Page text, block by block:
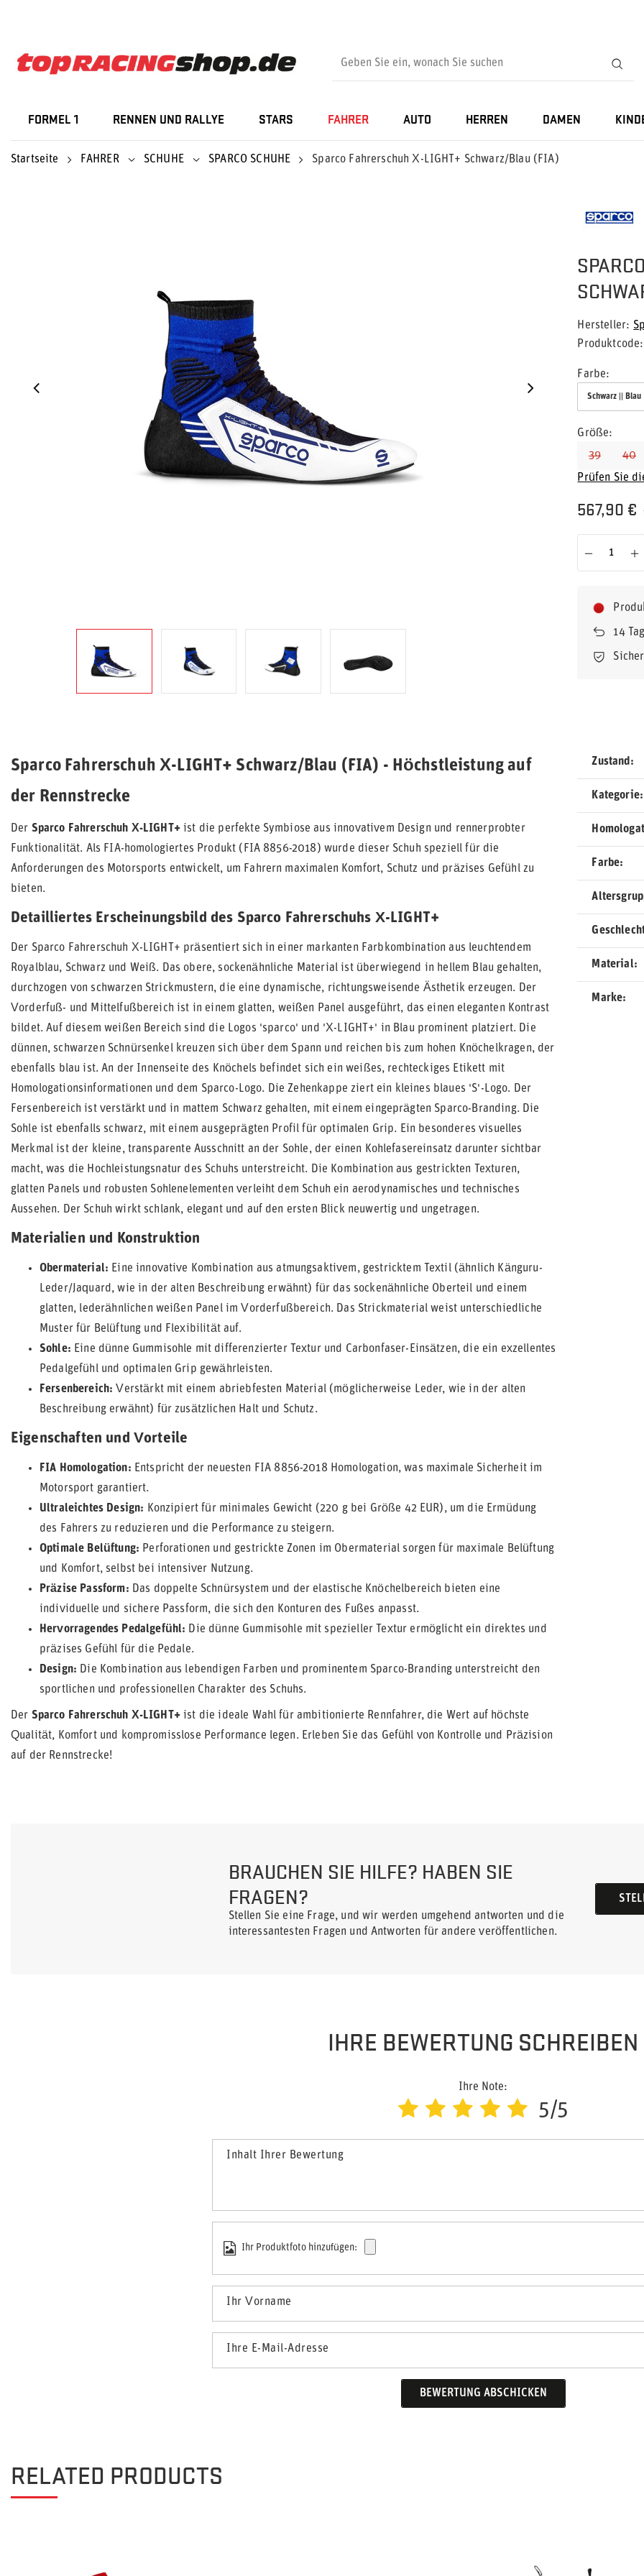
FORMEL 1 RENNEN UND RALLYE STARS FAHRER AUTO HERREN DAMEN
Startseite FAHRER SCHUHE SPARCO SCHUHE Sparco Fahrerschuh X-LIGHT+ Schwarz/Blau (FIA)
Hersteller
Produktcode
Farbe
Schwarz || Blau
Größe
39
40
Prüfen Sie
567,90 €
14
Sparco Fahrerschuh X-LIGHT+ Schwarz/Blau (FIA) - Höchstleistung auf
der Rennstrecke
Der Sparco Fahrerschuh X-LIGHT+ist die perfekte Symbiose aus innovativem Design und rennerprobter
Funktionalität. Als FIA-homologiertes Produkt (FIA 8856-2018) wurde dieser Schuh speziell für die
Anforderungen des Motorsports entwickelt, um Fahrern maximalen Komfort, Schutz und präzises Gefühl zu
bieten.
Detailliertes Erscheinungsbild des Sparco Fahrerschuhs X-LIGHT+
Der Sparco Fahrerschuh X-LIGHT+ präsentiert sich in einer markanten Farbkombination aus leuchtendem
Royalblau, Schwarz und Weiß. Das obere, sockenähnliche Material ist überwiegend in hellem Blau gehalten,
durchzogen von schwarzen Strickmustern, die eine dynamische, richtungsweisende Ästhetik erzeugen. Der
Vorderfuß- und Mittelfußbereich ist in einem glatten, weißen Panel ausgeführt, das einen eleganten Kontrast
bildet. Auf diesem weißen Bereich sind die Logos 'sparco' und 'X-LIGHT+' in Blau prominent platziert. Die
dünnen, schwarzen Schnürsenkel kreuzen sich über dem Spann und reichen bis zum hohen Knöchelkragen, der
ebenfalls blau ist. An der Innenseite des Knöchels befindet sich ein weißes, rechteckiges Etikett mit
Homologationsinformationen und dem Sparco-Logo. Die Zehenkappe ziert ein kleines blaues 'S'-Logo. Der
Fersenbereich ist verstärkt und in mattem Schwarz gehalten, mit einem eingeprägten Sparco-Branding. Die
Sohle ist ebenfalls schwarz, mit einem ausgeprägten Profil für optimalen Grip. Ein besonderes visuelles
Merkmal ist der kleine, transparente Ausschnitt an der Sohle, der einen Kohlefasereinsatz darunter sichtbar
macht, was die Hochleistungsnatur des Schuhs unterstreicht. Die Kombination aus gestrickten Texturen,
glatten Panels und robusten Sohlenelementen verleiht dem Schuh ein aerodynamisches und technisches
Aussehen. Der Schuh wirkt schlank, elegant und auf den ersten Blick neuwertig und ungetragen.
Materialien und Konstruktion
Obermaterial: Eine innovative Kombination aus atmungsaktivem, gestricktem Textil (ähnlich Känguru-
Leder/Jaquard, wie in der alten Beschreibung erwähnt) für das sockenähnliche Oberteil und einem
glatten, lederähnlichen weißen Panel im Vorderfußbereich. Das Strickmaterial weist unterschiedliche
Muster für Belüftung und Flexibilität auf.
Sohle: Eine dünne Gummisohle mit differenzierter Textur und Carbonfaser-Einsätzen, die ein exzellentes
Pedalgefühl und optimalen Grip gewährleisten.
Fersenbereich: Verstärkt mit einem abriebfesten Material (möglicherweise Leder, wie in der alten
Beschreibung erwähnt) für zusätzlichen Halt und Schutz.
Eigenschaften und Vorteile
FIA Homologation: Entspricht der neuesten FIA 8856-2018 Homologation, was maximale Sicherheit im
Motorsport garantiert.
Ultraleichtes Design: Konzipiert für minimales Gewicht (220 g bei Größe 42 EUR), um die Ermüdung
des Fahrers zu reduzieren und die Performance zu steigern.
Optimale Belüftung: Perforationen und gestrickte Zonen im Obermaterial sorgen für maximale Belüftung
und Komfort, selbst bei intensiver Nutzung.
Präzise Passform: Das doppelte Schnürsystem und der elastische Knöchelbereich bieten eine
individuelle und sichere Passform, die sich den Konturen des Fußes anpasst.
Hervorragendes Pedalgefühl: Die dünne Gummisohle mit spezieller Textur ermöglicht ein direktes und
präzises Gefühl für die Pedale.
Design: Die Kombination aus lebendigen Farben und prominentem Sparco-Branding unterstreicht den
sportlichen und professionellen Charakter des Schuhs.
Der Sparco Fahrerschuh X-LIGHT+ist die ideale Wahl für ambitionierte Rennfahrer, die Wert auf höchste
Qualität, Komfort und kompromisslose Performance legen. Erleben Sie das Gefühl von Kontrolle und Präzision
auf der Rennstrecke!
Zustand
Kategorie
Farbe
Material
Marke
BRAUCHEN SIE HILFE? HABEN SIE
FRAGEN?
Stellen Sie eine Frage, und wir werden umgehend antworten und die
interessantesten Fragen und Antworten für andere veröffentlichen.
IHRE BEWERTUNG SCHREIBEN
Ihre Note:
5/5
Inhalt Ihrer Bewertung
Ihr Produktfoto hinzufügen:
Ihr Vorname
Ihre E-Mail-Adresse
BEWERTUNG ABSCHICKEN
RELATED PRODUCTS